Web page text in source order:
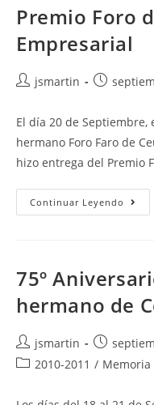
Premio Foro
Empresarial
Autor
la
entrada:
jsmartin
Publicación
entrada:
El día 20 de
hermano Foro Faro de
hizo entrega del Premio
Continuar Leyendo
Foro
75º
hermano de
Autor
de
jsmartin
Publicación
de
Categoría
la
2010-2011 / Memoria